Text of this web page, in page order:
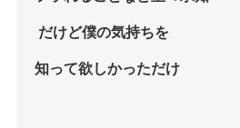
だけど僕の気持ちを
知って欲しかっただけ